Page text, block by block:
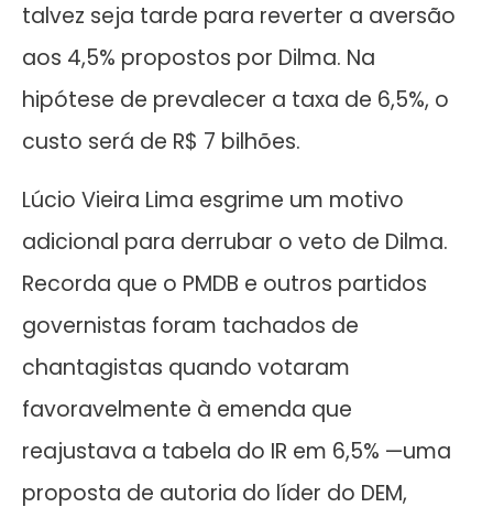
talvez seja tarde para reverter a aversão
aos 4,5% propostos por Dilma. Na
hipótese de prevalecer a taxa de 6,5%, o
custo será de R$ 7 bilhões.
Lúcio Vieira Lima esgrime um motivo
adicional para derrubar o veto de Dilma.
Recorda que o PMDB e outros partidos
governistas foram tachados de
chantagistas quando votaram
favoravelmente à emenda que
reajustava a tabela do IR em 6,5% —uma
proposta de autoria do líder do DEM,